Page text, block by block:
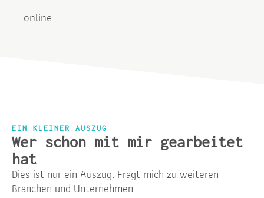
online
EIN KLEINER AUSZUG
Wer schon mit mir gearbeitet
hat
Dies ist nur ein Auszug. Fragt mich zu weiteren
Branchen und Unternehmen.